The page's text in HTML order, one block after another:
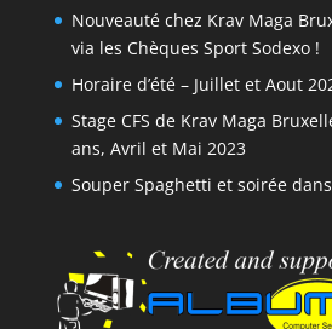
Nouveauté chez Krav Maga
via les Chèques Sport Sodexo !
Horaire d’été – Juillet et Aout
Stage CFS de Krav Maga
ans, Avril et Mai 2023
Souper Spaghetti et soirée